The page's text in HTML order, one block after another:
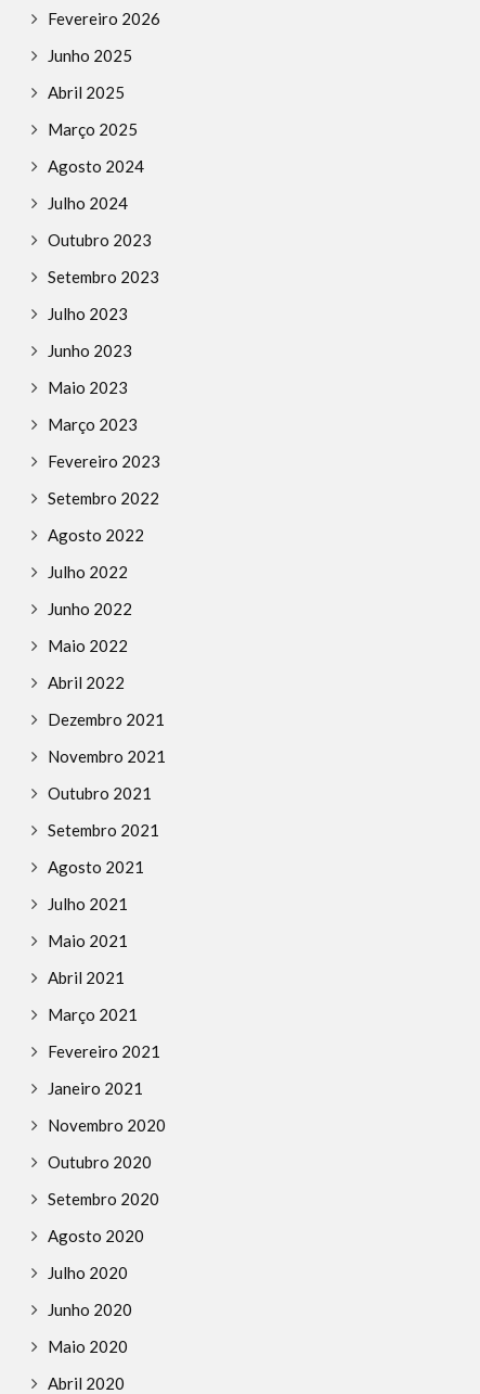
TERRORISMO
PANAMA PAPERS – WATCH THE
MOVIE
Fevereiro 2026
Junho 2025
Abril 2025
Março 2025
Agosto 2024
Julho 2024
Outubro 2023
Setembro 2023
Julho 2023
Junho 2023
Maio 2023
Março 2023
Fevereiro 2023
Setembro 2022
Agosto 2022
Julho 2022
Junho 2022
Maio 2022
Abril 2022
Dezembro 2021
Novembro 2021
Outubro 2021
Setembro 2021
Agosto 2021
Julho 2021
Maio 2021
Abril 2021
Março 2021
Fevereiro 2021
Janeiro 2021
Novembro 2020
Outubro 2020
Setembro 2020
Agosto 2020
Julho 2020
Junho 2020
Maio 2020
Abril 2020